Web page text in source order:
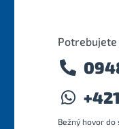
Bežný hovor do